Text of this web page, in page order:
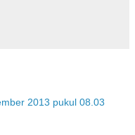
2013 pukul 08.03